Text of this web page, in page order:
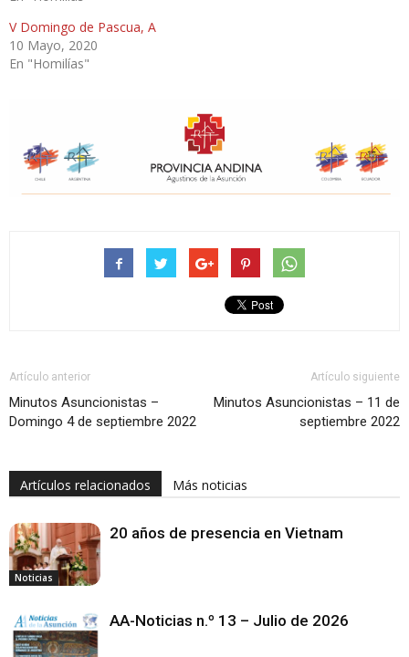
V Domingo de Pascua, A
10 Mayo, 2020
En "Homilías"
Artículo anterior
Minutos Asuncionistas –
Domingo 4 de septiembre 2022
Artículo siguiente
Minutos Asuncionistas – 11 de
septiembre 2022
Artículos relacionados Más noticias
Noticias
20 años de presencia en Vietnam
AA-Noticias n.º 13 – Julio de 2026